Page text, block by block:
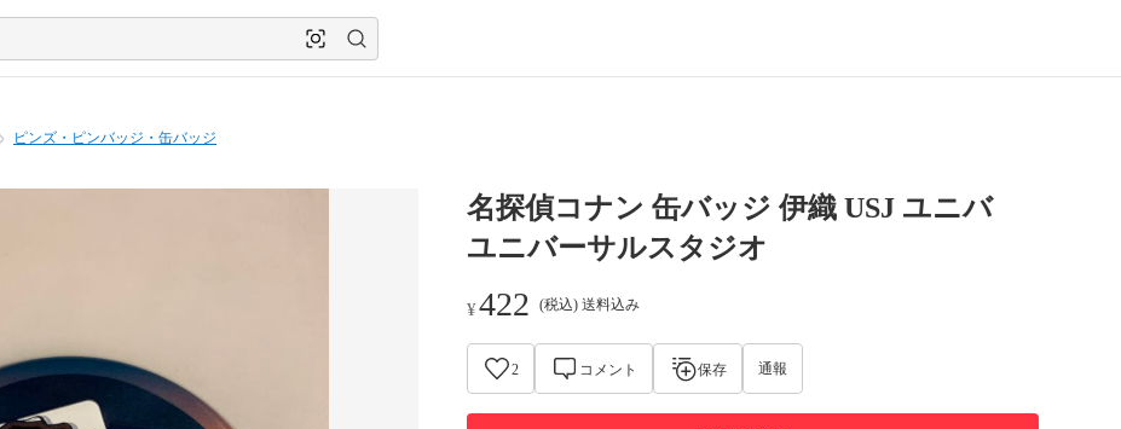
ピンズ・ピンバッジ・缶バッジ
名探偵コナン 缶バッジ 伊織 USJ ユニバ
ユニバーサルスタジオ
¥422 (税込) 送料込み
2 コメント 保存 通報